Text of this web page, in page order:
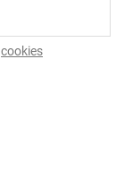
cookies